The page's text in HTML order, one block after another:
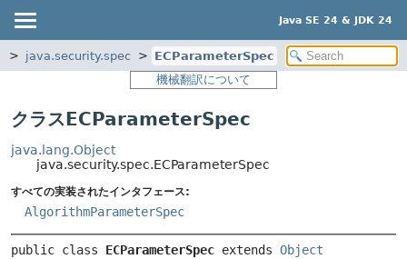
Java SE 24 & JDK 24
java.security.spec
ECParameterSpec
機械翻訳について
クラスECParameterSpec
java.lang.Object
java.security.spec.ECParameterSpec
すべての実装されたインタフェース:
AlgorithmParameterSpec
public class ECParameterSpec extends Object